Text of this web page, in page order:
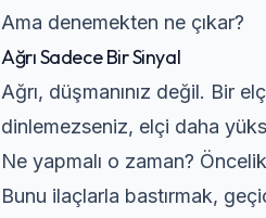
Ama denemekten ne çıkar?
Ağrı Sadece Bir Sinyal
Ağrı, düşmanınız değil. Bir
dinlemezseniz, elçi daha
Ne yapmalı o zaman?
Bunu ilaçlarla bastırmak,